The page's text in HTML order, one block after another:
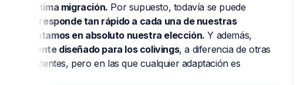
última migración.Por supuesto, todavía se puede
responde tan rápido a cada una de nuestras
en absoluto nuestra elección.Y además,
diseñado para los colivings, a diferencia de otras
potentes, pero en las que cualquier adaptación es